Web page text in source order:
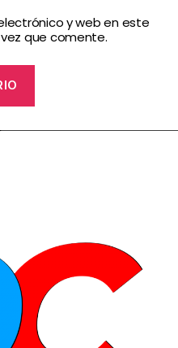
y web en este
que comente.